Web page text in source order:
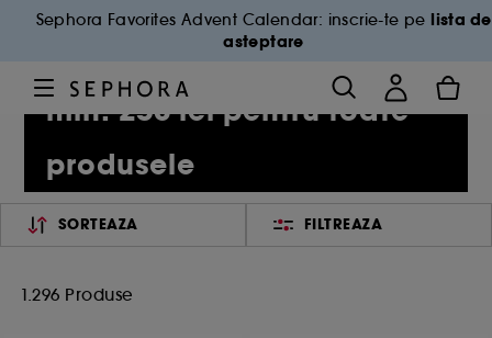
Sephora Favorites Advent Calendar: inscrie-te pe lista de
asteptare
-25% la cumparaturi de
min. 250 lei pentru toate
produsele
SORTEAZA FILTREAZA
1.296 Produse